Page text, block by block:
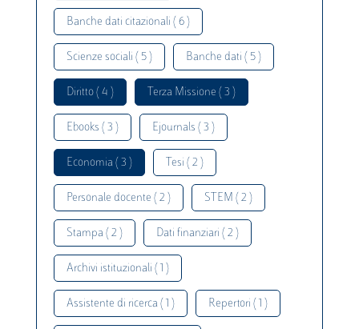
Banche dati citazionali ( 6 )
Scienze sociali ( 5 ) Banche dati ( 5 )
Diritto ( 4 ) Terza Missione ( 3 )
Ebooks ( 3 ) Ejournals ( 3 )
Economia ( 3 ) Tesi ( 2 )
Personale docente ( 2 ) STEM ( 2 )
Stampa ( 2 ) Dati finanziari ( 2 )
Archivi istituzionali ( 1 )
Assistente di ricerca ( 1 ) Repertori ( 1 )